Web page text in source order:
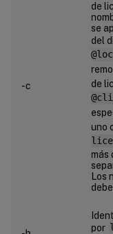
-c
de
se
del
de
uno
más
Los
por